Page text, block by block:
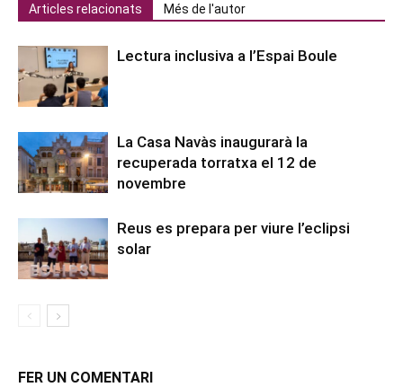
Articles relacionats Més de l'autor
Lectura inclusiva a l’Espai Boule
La Casa Navàs inaugurarà la
recuperada torratxa el 12 de
novembre
Reus es prepara per viure l’eclipsi
solar
FER UN COMENTARI